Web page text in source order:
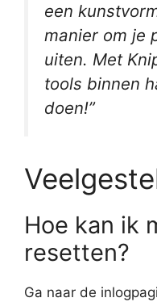
een
manier om je
uiten. Met
tools binnen
doen!”
Hoe kan ik
resetten?
Ga naar de